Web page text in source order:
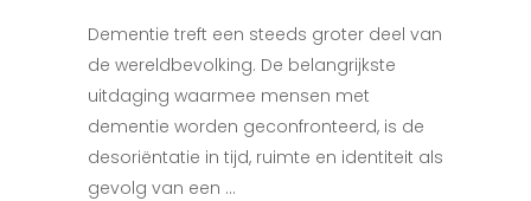
Dementie treft een steeds groter deel van
de wereldbevolking. De belangrijkste
uitdaging waarmee mensen met
dementie worden geconfronteerd, is de
desoriëntatie in tijd, ruimte en identiteit als
gevolg van een